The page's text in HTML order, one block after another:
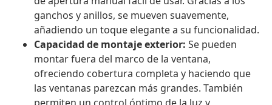
ganchos y anillos, se mueven suavemente,
añadiendo un toque elegante a su funcionalidad.
Capacidad de montaje exterior: Se pueden
montar fuera del marco de la ventana,
ofreciendo cobertura completa y haciendo que
las ventanas parezcan más grandes. También